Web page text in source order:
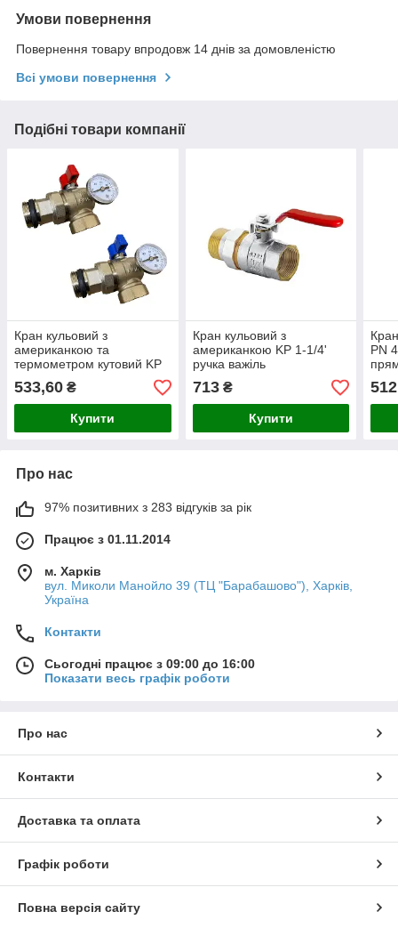
Умови повернення
Повернення товару впродовж 14 днів за домовленістю
Всі умови повернення
Подібні товари компанії
Кран кульовий з
американкою та
термометром кутовий KP
533,60 ₴
Купити
Кран кульовий з
американкою KP 1-1/4'
ручка важіль
713₴
Купити
PN
Про нас
97% позитивних з 283 відгуків за рік
Працює з 01.11.2014
м. Харків
вул. Миколи Манойло 39 (ТЦ "Барабашово"), Харків,
Україна
Контакти
Сьогодні працює з 09:00 до 16:00
Показати весь графік роботи
Про нас
Контакти
Доставка та оплата
Графік роботи
Повна версія сайту